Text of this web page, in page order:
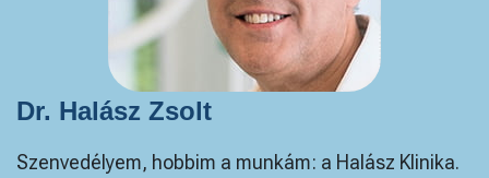
Dr. Halász Zsolt
Szenvedélyem, hobbim a munkám: a Halász Klinika.